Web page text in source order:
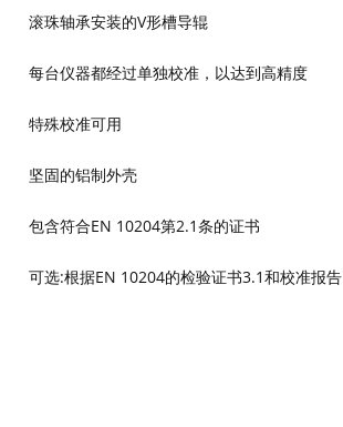
滚珠轴承安装的V形槽导辊
每台仪器都经过单独校准，以达到高精度
特殊校准可用
坚固的铝制外壳
包含符合EN 10204第2.1条的证书
可选:根据EN 10204的检验证书3.1和校准报告